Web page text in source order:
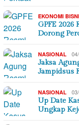
EKONOMI
GPFE 2026
Dorong
NASIONAL
Jaksa
Jampidsus
NASIONAL
Up Date
Ungkap